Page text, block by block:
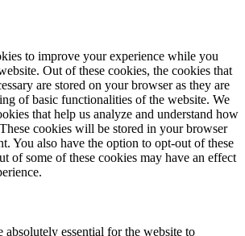
to improve your experience while you
Out of these cookies, the cookies that
are stored on your browser as they are
of basic functionalities of the website. We
that help us analyze and understand how
cookies will be stored in your browser
You also have the option to opt-out of these
of some of these cookies may have an effect
absolutely essential for the website to